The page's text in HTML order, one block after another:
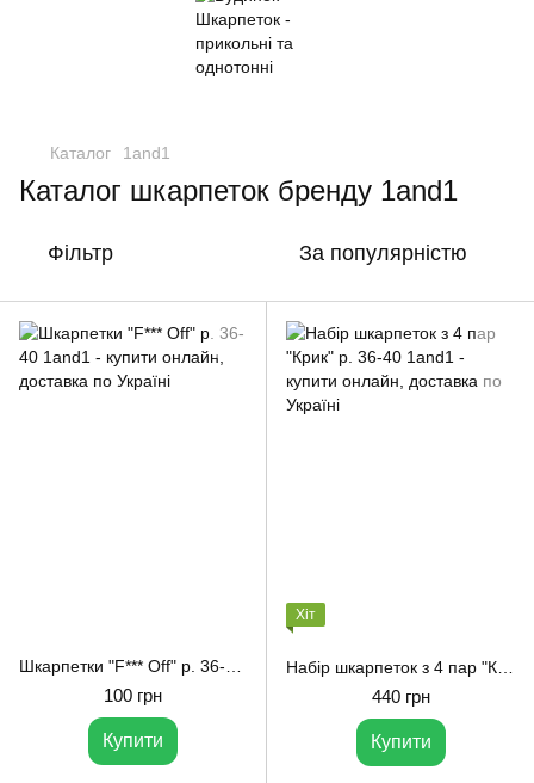
Каталог 1and1
Каталог шкарпеток бренду 1and1
Фільтр За популярністю
100 грн
Купити
Хіт
440 грн
Купити